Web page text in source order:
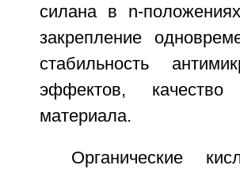
силана в n-
закрепление
стабильность
эффектов,
материала.
Органические